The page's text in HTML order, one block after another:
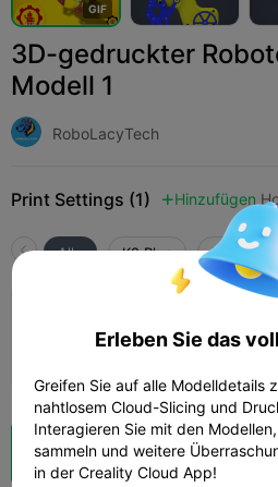
GIF
3D-gedruckter
Modell 1
RoboLacyTech
Print Settings (1)  Hinzufügen
Alle K2 Plus K2 Pro
 23h 04m 
Wolkenscheibe In
Erleben Sie das
Greifen Sie auf alle Modelldetails
nahtlosem Cloud-Slicing und
Interagieren Sie mit den
sammeln und weitere
in der Creality Cloud App!